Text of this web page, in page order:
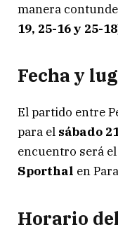
manera
19, 25-16 y 25-
Fecha y
El partido entre
para el sábado
encuentro será el
Sporthal en
Horario